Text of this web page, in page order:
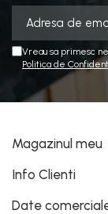
Vreau sa primesc
Politica de
Magazinul meu
Info Clienti
Date